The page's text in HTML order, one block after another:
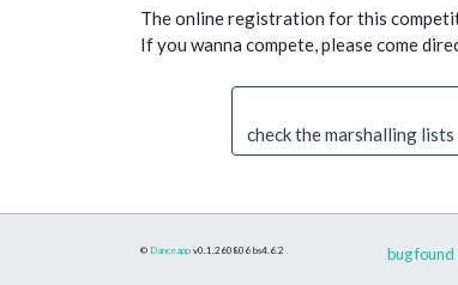
The online registration for this
If you wanna compete, please come
check the marshalling lists
© Danceapp v0.1.260806 bs4.6.2 bug found